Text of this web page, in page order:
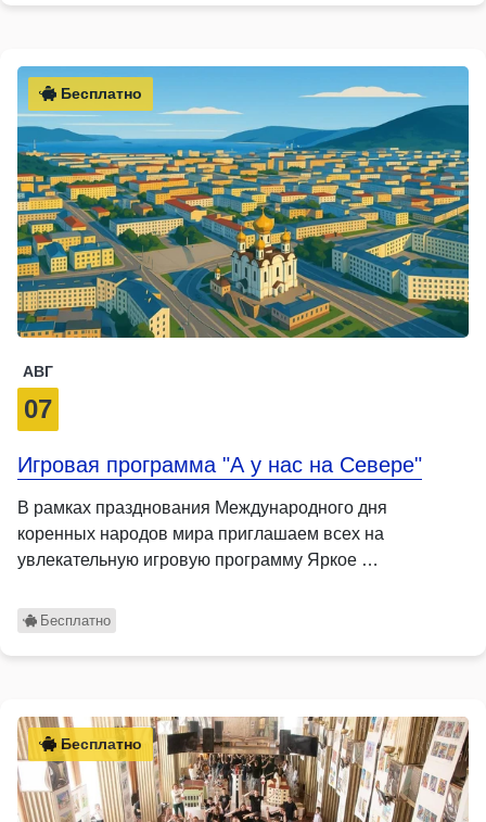
Бесплатно
АВГ
07
Игровая программа "А у нас на Севере"
В рамках празднования Международного дня
коренных народов мира приглашаем всех на
увлекательную игровую программу Яркое …
Бесплатно
Бесплатно